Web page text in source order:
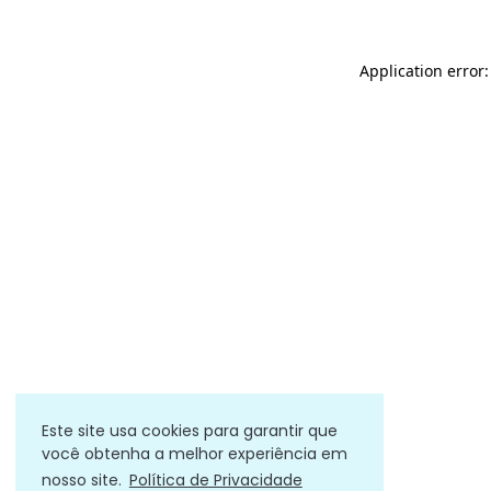
Este site usa cookies para garantir que
você obtenha a melhor experiência em
nosso site. Política de Privacidade
Application